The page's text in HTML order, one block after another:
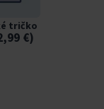
tričko
€)